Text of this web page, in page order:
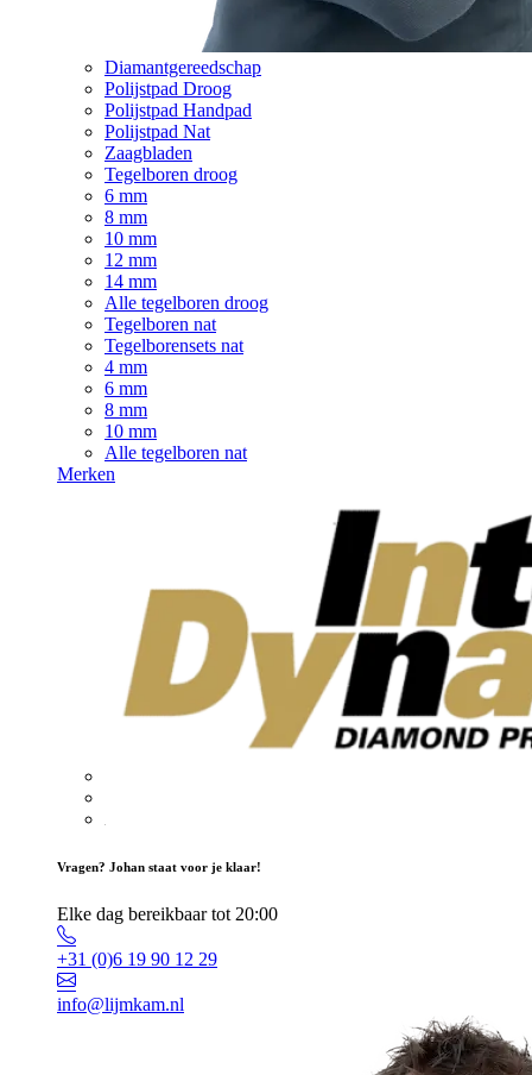
Diamantgereedschap
Polijstpad Droog
Polijstpad Handpad
Polijstpad Nat
Zaagbladen
Tegelboren droog
6 mm
8 mm
10 mm
12 mm
14 mm
Alle tegelboren droog
Tegelboren nat
Tegelborensets nat
4 mm
6 mm
8 mm
10 mm
Alle tegelboren nat
Merken
Vragen? Johan staat voor je klaar!
Elke dag bereikbaar tot 20:00
+31 (0)6 19 90 12 29
info@lijmkam.nl